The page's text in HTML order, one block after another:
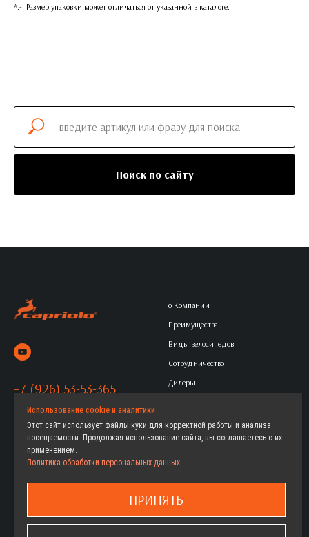
*.-: Размер упаковки может отличаться от указанной в каталоге.
Поиск по сайту
+7 (926) 53-53-365
Политика обработки
персональных данных
о Компании
Преимущества
Виды велосипедов
Сотрудничество
Дилеры
Горные
Детские
Женские велосипеды
Как выбрать
Где купить
Использование cookie и аналитики
Этот сайт использует файлы куки для корректной работы и анализа
посещаемости. Продолжая использование сайта, вы соглашаетесь с их
применением.
Политика обработки персональных данных
ПРИНЯТЬ